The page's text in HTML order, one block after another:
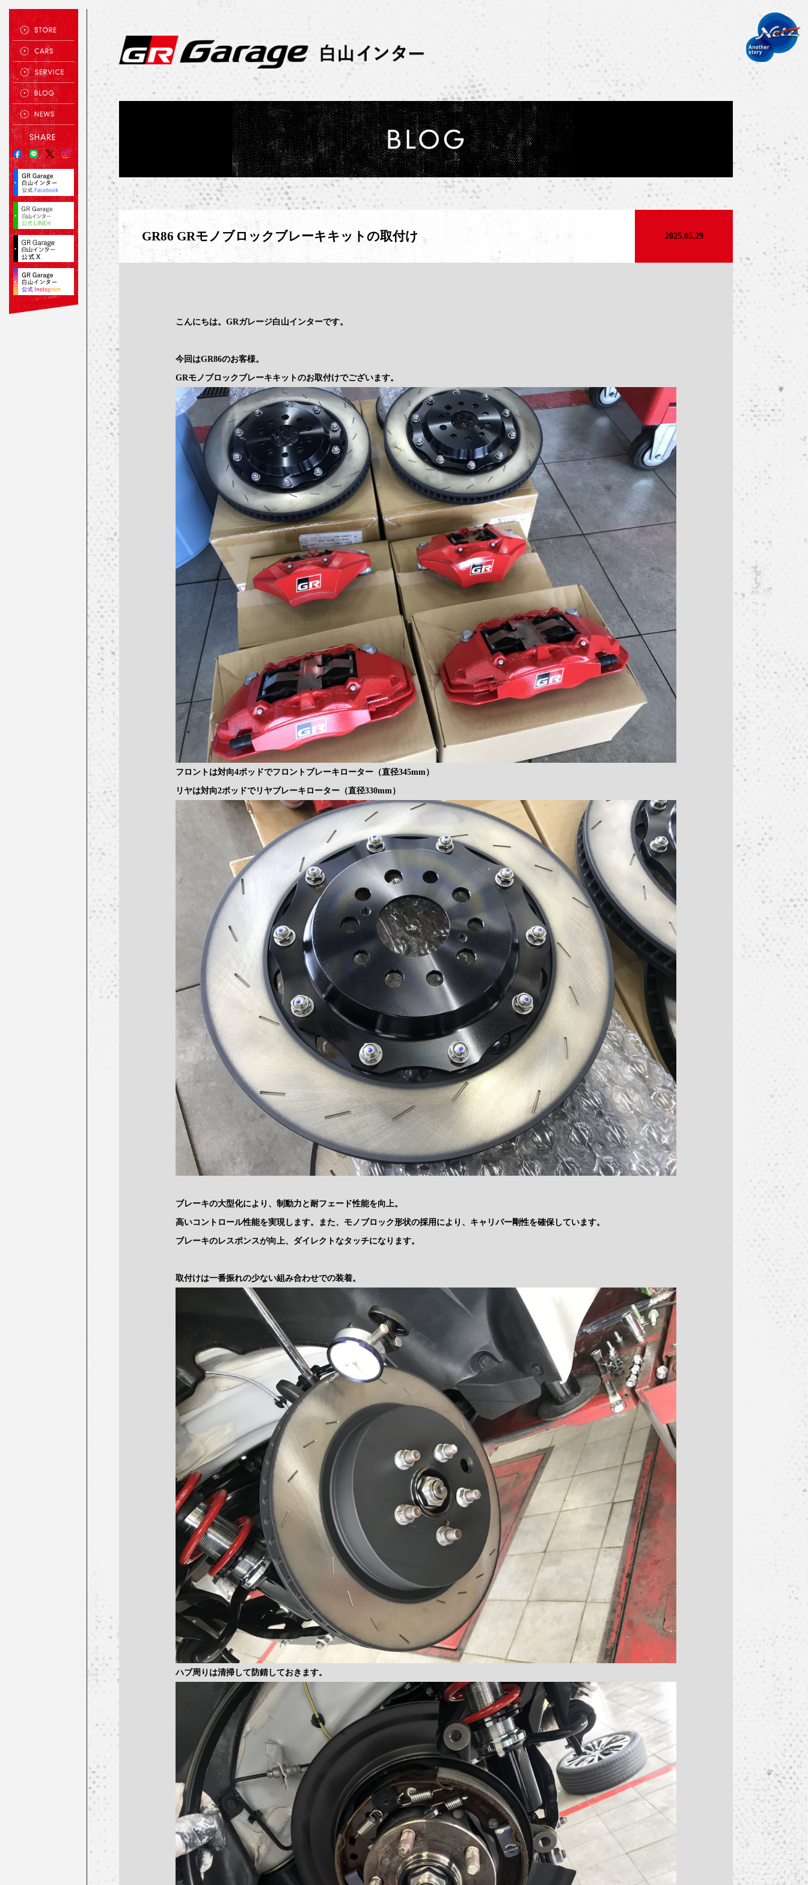
GR86 GRモノブロックブレーキキットの取付け 2025.05.29
こんにちは。GRガレージ白山インターです。
今回はGR86のお客様。
GRモノブロックブレーキキットのお取付けでございます。
フロントは対向4ポッドでフロントブレーキローター（直径345mm）
リヤは対向2ポッドでリヤブレーキローター（直径330mm）
ブレーキの大型化により、制動力と耐フェード性能を向上。
高いコントロール性能を実現します。また、モノブロック形状の採用により、キャリパー剛性を確保しています。
ブレーキのレスポンスが向上、ダイレクトなタッチになります。
取付けは一番振れの少ない組み合わせでの装着。
ハブ周りは清掃して防錆しておきます。